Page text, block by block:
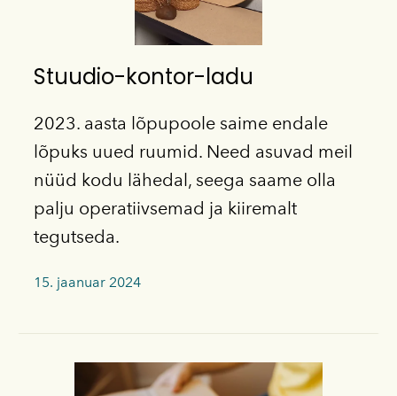
Stuudio-kontor-ladu
2023. aasta lõpupoole saime endale
lõpuks uued ruumid. Need asuvad meil
nüüd kodu lähedal, seega saame olla
palju operatiivsemad ja kiiremalt
tegutseda.
15. jaanuar 2024